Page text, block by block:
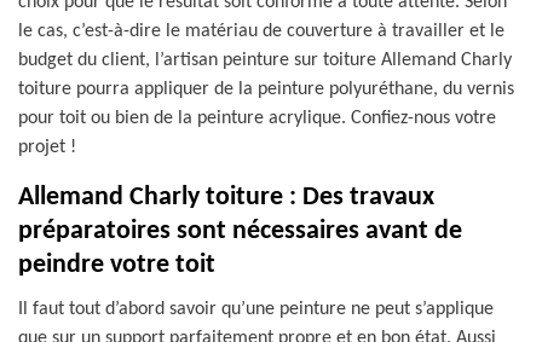
le cas, c’est-à-dire le matériau de couverture à travailler et le
budget du client, l’artisan peinture sur toiture Allemand Charly
toiture pourra appliquer de la peinture polyuréthane, du vernis
pour toit ou bien de la peinture acrylique. Confiez-nous votre
projet !
Allemand Charly toiture : Des travaux
préparatoires sont nécessaires avant de
peindre votre toit
Il faut tout d’abord savoir qu’une peinture ne peut s’applique